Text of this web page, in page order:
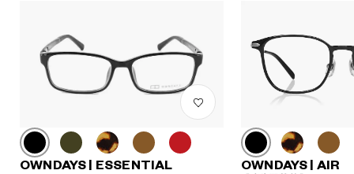
OWNDAYS | ESSENTIAL OWNDAYS | AIR